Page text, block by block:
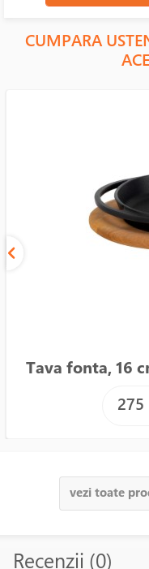
CUMPARA
Tava fonta, 16
275
vezi toate
Recenzii (0)